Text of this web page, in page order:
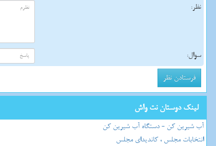
نظر:
سوال:
لینک دوستان نت واش
آب شیرین کن - دستگاه آب شیرین کن
انتخابات مجلس ، کاندیدای مجلس